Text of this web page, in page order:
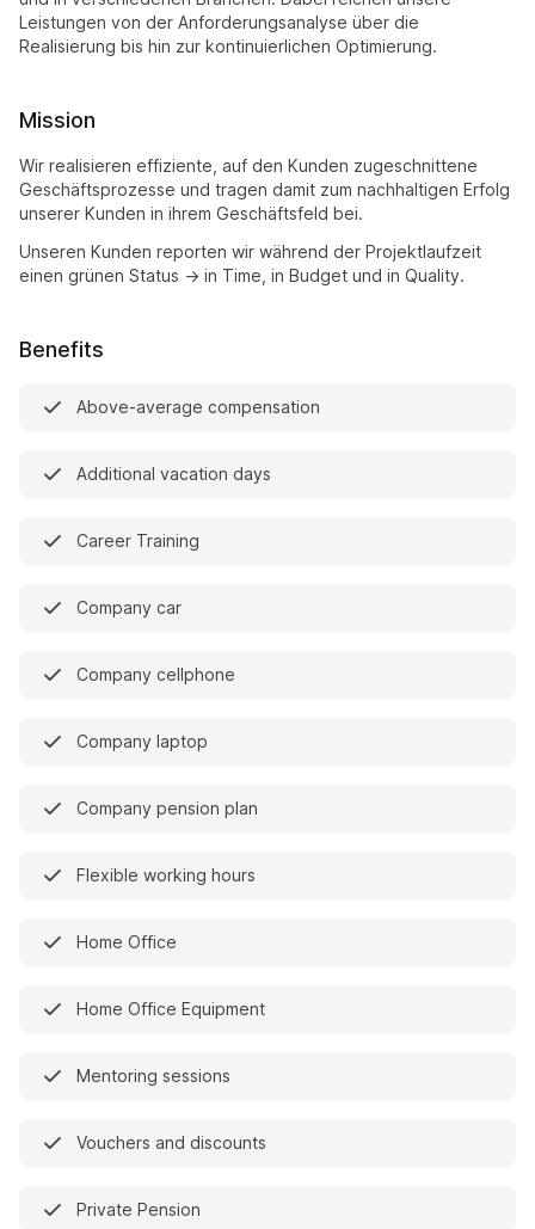
Leistungen von der Anforderungsanalyse über die
Realisierung bis hin zur kontinuierlichen Optimierung.
Mission
Wir realisieren effiziente, auf den Kunden zugeschnittene
Geschäftsprozesse und tragen damit zum nachhaltigen Erfolg
unserer Kunden in ihrem Geschäftsfeld bei.
Unseren Kunden reporten wir während der Projektlaufzeit
einen grünen Status -> in Time, in Budget und in Quality.
Benefits
Above-average compensation
Additional vacation days
Career Training
Company car
Company cellphone
Company laptop
Company pension plan
Flexible working hours
Home Office
Home Office Equipment
Mentoring sessions
Vouchers and discounts
Private Pension